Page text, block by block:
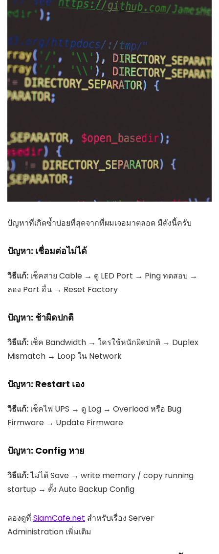
ปัญหาที่เกิดซ้ำบ่อยที่สุดจากที่ผมเจอมาตลอด มีดังนี้ครับ
ปัญหา: เชื่อมต่อไม่ได้
วิธีแก้: เช็คสาย Cable → ดู LED Port → Ping ทดสอบ →
ลอง Port อื่น → Reset Factory
ปัญหา: ช้าผิดปกติ
วิธีแก้: เช็ค Bandwidth → ใครใช้หนักผิดปกติ → Duplex
Mismatch → Loop ใน Network
ปัญหา: Restart เอง
วิธีแก้: เช็คไฟ UPS → ดู Log → Overload หรือ Bug
Firmware → Update Firmware
ปัญหา: Config หาย
วิธีแก้:ไม่ได้ Save → write memory / copy running
startup → ตั้ง Auto Backup Config
ลองดูที่ SiamCafe.net สำหรับเรื่อง Server
Administration เพิ่มเติม